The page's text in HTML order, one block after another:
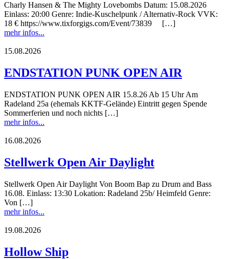
Charly Hansen & The Mighty Lovebombs Datum: 15.08.2026
Einlass: 20:00 Genre: Indie-Kuschelpunk / Alternativ-Rock VVK:
18 € https://www.tixforgigs.com/Event/73839 […]
mehr infos...
15.08.2026
ENDSTATION PUNK OPEN AIR
ENDSTATION PUNK OPEN AIR 15.8.26 Ab 15 Uhr Am
Radeland 25a (ehemals KKTF-Gelände) Eintritt gegen Spende
Sommerferien und noch nichts […]
mehr infos...
16.08.2026
Stellwerk Open Air Daylight
Stellwerk Open Air Daylight Von Boom Bap zu Drum and Bass
16.08. Einlass: 13:30 Lokation: Radeland 25b/ Heimfeld Genre:
Von […]
mehr infos...
19.08.2026
Hollow Ship